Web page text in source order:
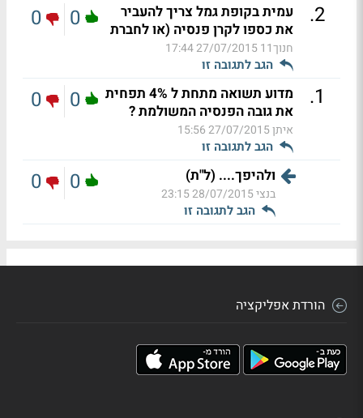
2
.
עמית בקופת גמל צריך להעביר
את כספו לקרן פנסיה (או לחברת
חנוך11 27/07/2015 17:44
הגב לתגובה זו
0
0
1
.
מדוע תשואה מתחת ל 4% תפחית
את גובה הפנסיה המשולמת ?
איתן27/07/2015 15:56
הגב לתגובה זו
0
0
ולהיפך.... (ל"ת)
בנצי28/07/2015 23:15
הגב לתגובה זו
0
0
הורדת אפליקציה